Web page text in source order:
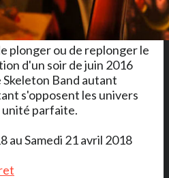
plonger ou de replonger le
d'un soir de juin 2016
Band autant
s'opposent les univers
parfaite.
au Samedi 21 avril 2018